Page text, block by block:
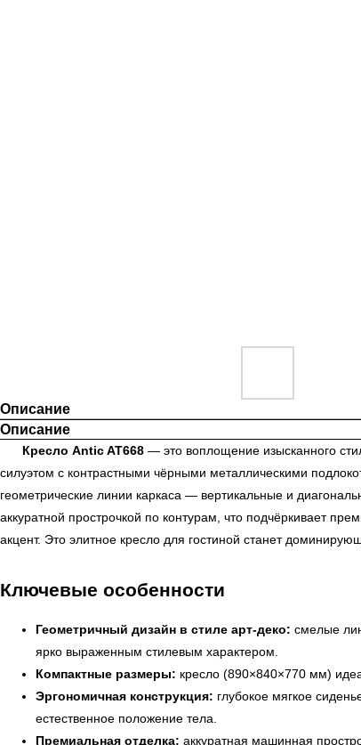
Описание
Описание
Кресло Antic AT668 — это воплощение изысканного
силуэтом с контрастными чёрными металлическими
геометрические линии каркаса — вертикальные и
аккуратной прострочкой по контурам, что подчёркивает
акцент. Это элитное кресло для гостиной станет
Ключевые особенности
Геометричный дизайн в стиле арт-деко: смелые
ярко выраженным стилевым характером.
Компактные размеры: кресло (890×840×770 мм)
Эргономичная конструкция: глубокое мягкое
естественное положение тела.
Премиальная отделка: аккуратная машинная